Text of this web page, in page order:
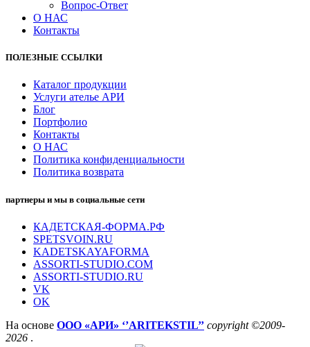
Вопрос-Ответ
О НАС
Контакты
ПОЛЕЗНЫЕ ССЫЛКИ
Каталог продукции
Услуги ателье АРИ
Блог
Портфолио
Контакты
О НАС
Политика конфиденциальности
Политика возврата
партнеры и мы в социальные сети
КАДЕТСКАЯ-ФОРМА.РФ
SPETSVOIN.RU
KADETSKAYAFORMA
ASSORTI-STUDIO.COM
ASSORTI-STUDIO.RU
VK
OK
На основе ООО «АРИ» ‘’ARITEKSTIL’’ copyright ©2009-
2026 .